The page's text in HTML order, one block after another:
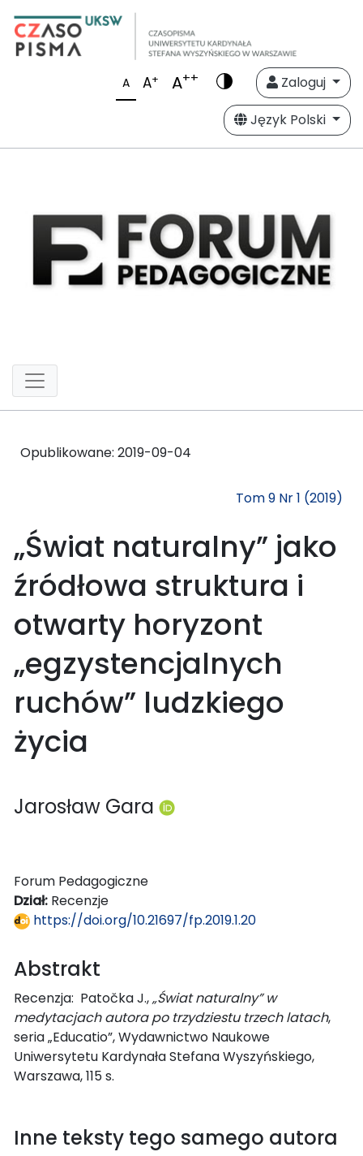
A A+ A++
Zaloguj
Język Polski
Opublikowane: 2019-09-04
Tom 9 Nr 1 (2019)
„Świat naturalny” jako
źródłowa struktura i
otwarty horyzont
„egzystencjalnych
ruchów” ludzkiego
życia
Jarosław Gara
Forum Pedagogiczne
Dział: Recenzje
https://doi.org/10.21697/fp.2019.1.20
Abstrakt
Recenzja: Patočka J.,„Świat naturalny” w
medytacjach autora po trzydziestu trzech latach,
seria „Educatio”, Wydawnictwo Naukowe
Uniwersytetu Kardynała Stefana Wyszyńskiego,
Warszawa, 115 s.
Inne teksty tego samego autora